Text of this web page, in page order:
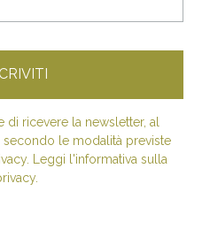
di ricevere la newsletter, al
le modalità previste
Leggi l'informativa sulla